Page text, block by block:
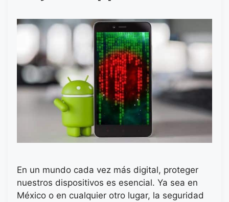
En un mundo cada vez más digital, proteger
nuestros dispositivos es esencial. Ya sea en
México o en cualquier otro lugar, la seguridad